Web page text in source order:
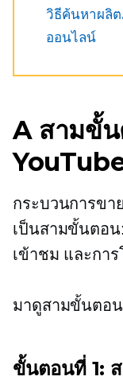
วิธีค้นหาผลิ
ออนไลน์
A สามขั้
กระบวนการขา
เป็นสามขั้นตอ
เข้าชม และกา
มาดูสามขั้นตอน
ขั้นตอนที่ 1: